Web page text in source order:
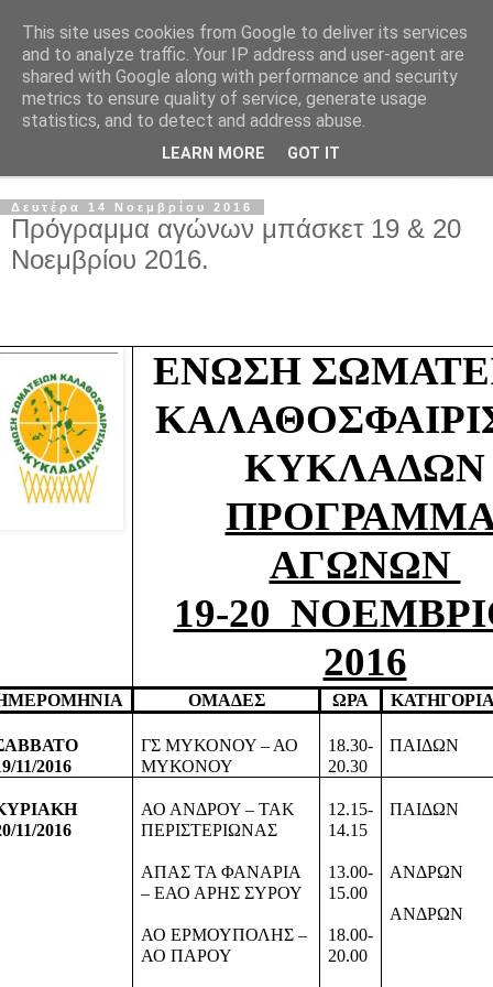
Δευτέρα 14 Νοεμβρίου 2016
Πρόγραμμα αγώνων μπάσκετ 19 & 20
Νοεμβρίου 2016.
ΕΝΩΣΗ
ΚΥΚΛΑΔΩΝ
ΑΓΩΝΩΝ
19-20
2016
ΟΜΑΔΕΣ ΩΡΑ
11/2016
ΓΣ ΜΥΚΟΝΟΥ – ΑΟ
ΜΥΚΟΝΟΥ
18.30-
20.30
ΠΑΙΔΩΝ
11/2016
ΑΟ ΑΝΔΡΟΥ – ΤΑΚ
ΠΕΡΙΣΤΕΡΙΩΝΑΣ
ΑΠΑΣ ΤΑ ΦΑΝΑΡΙΑ
– ΕΑΟ ΑΡΗΣ ΣΥΡΟΥ
ΑΟ ΕΡΜΟΥΠΟΛΗΣ –
ΑΟ ΠΑΡΟΥ
12.15-
14.15
13.00-
15.00
18.00-
20.00
ΠΑΙΔΩΝ
ΑΝΔΡΩΝ
ΑΝΔΡΩΝ
This site uses cookies from Google to deliver its services
and to analyze traffic. Your IP address and user-agent are
shared with Google along with performance and security
metrics to ensure quality of service, generate usage
statistics, and to detect and address abuse.
LEARN MORE GOT IT